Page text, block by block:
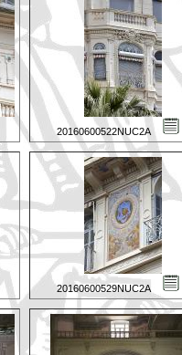
20160600522NUC2A
20160600529NUC2A